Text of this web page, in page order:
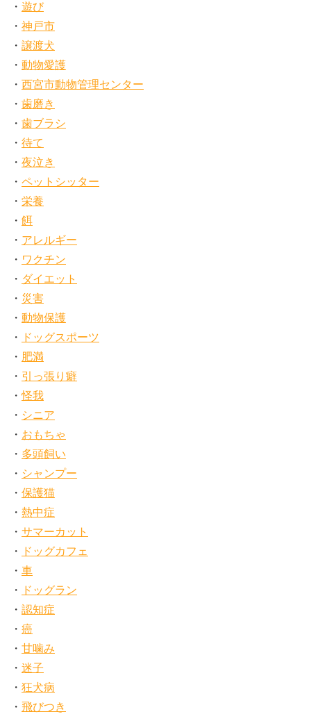
遊び
神戸市
譲渡犬
動物愛護
西宮市動物管理センター
歯磨き
歯ブラシ
待て
夜泣き
ペットシッター
栄養
餌
アレルギー
ワクチン
ダイエット
災害
動物保護
ドッグスポーツ
肥満
引っ張り癖
怪我
シニア
おもちゃ
多頭飼い
シャンプー
保護猫
熱中症
サマーカット
ドッグカフェ
車
ドッグラン
認知症
癌
甘噛み
迷子
狂犬病
飛びつき